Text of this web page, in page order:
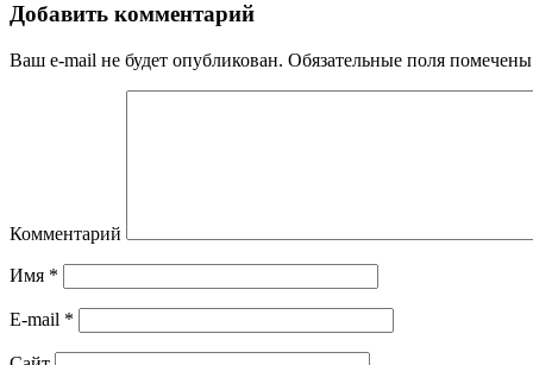
Добавить комментарий
Ваш e-mail не будет опубликован. Обязательные поля помечены
Комментарий
Имя *
E-mail *